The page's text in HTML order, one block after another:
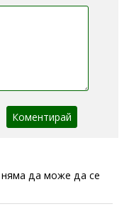
да може да се